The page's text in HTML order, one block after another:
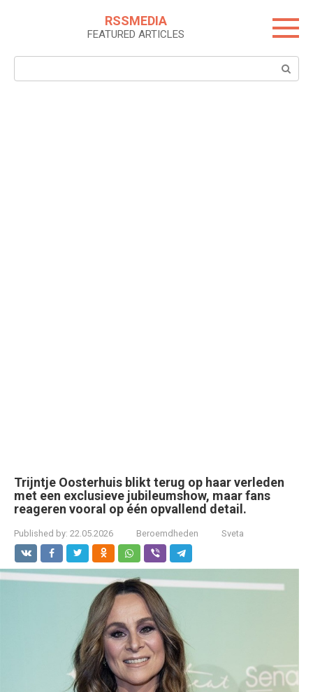
RSSMEDIA
FEATURED ARTICLES
Search:
Trijntje Oosterhuis blikt terug op haar verleden
met een exclusieve jubileumshow, maar fans
reageren vooral op één opvallend detail.
Published by: 22.05.2026 Beroemdheden Sveta